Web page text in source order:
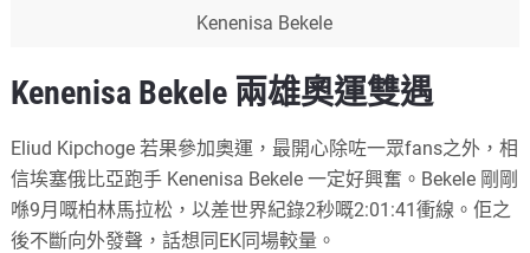
Kenenisa Bekele
Kenenisa Bekele 兩雄奧運雙遇
Eliud Kipchoge 若果參加奧運，最開心除咗一眾fans之外，相
信埃塞俄比亞跑手 Kenenisa Bekele 一定好興奮。Bekele 剛剛
喺9月嘅柏林馬拉松，以差世界紀錄2秒嘅2:01:41衝線。佢之
後不斷向外發聲，話想同EK同場較量。